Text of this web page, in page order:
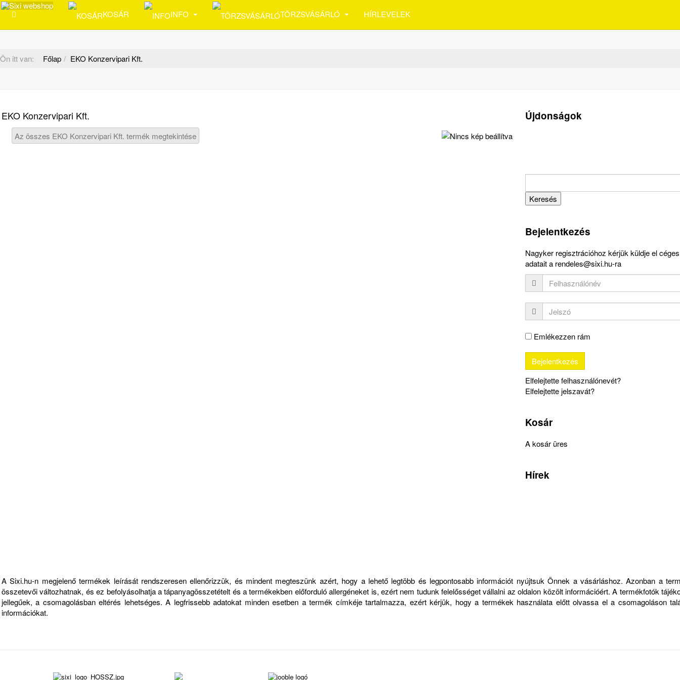
KOSÁR INFO TÖRZSVÁSÁRLÓ HÍRLEVELEK
Ön itt van: Főlap EKO Konzervipari Kft.
EKO Konzervipari Kft.
Az összes EKO Konzervipari Kft. termék megtekintése
Újdonságok
Bejelentkezés
Nagyker regisztrációhoz kérjük küldje el céges
adatait a rendeles@sixi.hu-ra
Emlékezzen rám
Elfelejtette felhasználónevét?
Elfelejtette jelszavát?
Kosár
A kosár üres
Hírek
A Sixi.hu-n megjelenő termékek leírását rendszeresen ellenőrizzük, és mindent megteszünk azért, hogy a lehető legtöbb és legpontosabb információt nyújtsuk Önnek a vásárláshoz. Azonban a
összetevői változhatnak, és ez befolyásolhatja a tápanyagösszetételt és a termékekben előforduló allergéneket is, ezért nem tudunk felelősséget vállalni az oldalon közölt információért. A termékfotók
jellegűek, a csomagolásban eltérés lehetséges. A legfrissebb adatokat minden esetben a termék címkéje tartalmazza, ezért kérjük, hogy a termékek használata előtt olvassa el a csomagoláson
információkat.